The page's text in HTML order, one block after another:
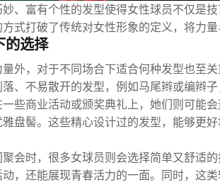
、富有个性的发型使得女性球员不仅是
式打破了传统对女性形象的定义，将力量
的选择
外，对于不同场合下适合何种发型也至
、不易散开的发型，例如马尾辫或编辫
些商业活动或颁奖典礼上，她们则可能会
雅盘髻。这些精心设计过的发型，能够更
聚会时，很多女球员则会选择简单又舒适
，还能展现青春活力的一面。同时，这